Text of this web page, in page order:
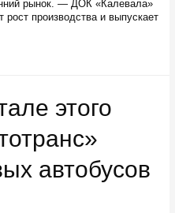
рынок. — ДОК «Калевала»
рост производства и выпускает
этого
автобусов